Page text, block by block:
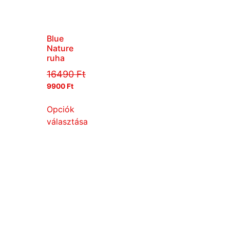
Blue
Nature
ruha
16490Ft
9900Ft
Opciók
választása